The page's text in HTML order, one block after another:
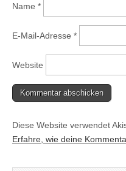
Name *
E-Mail-Adresse *
Website
Diese Website verwendet
Erfahre, wie deine